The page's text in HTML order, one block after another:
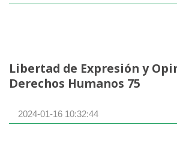
Libertad de Expresión y
Derechos Humanos 75
2024-01-16 10:32:44